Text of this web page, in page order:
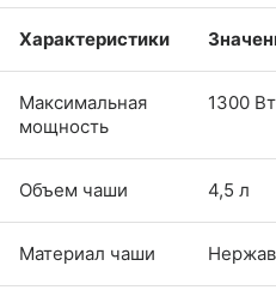
Характеристики
Максимальная
мощность
1300 Вт
Объем чаши 4,5 л
Материал чаши